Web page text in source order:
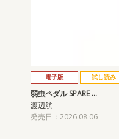
電子版 試し読み
弱虫ペダル SPARE …
渡辺航
発売日：2026.08.06